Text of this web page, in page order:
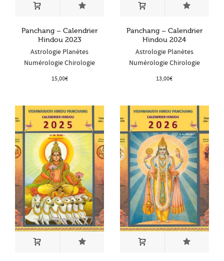
Panchang – Calendrier
Hindou 2023
Astrologie Planètes
Numérologie Chirologie
15,00€
Panchang – Calendrier
Hindou 2024
Astrologie Planètes
Numérologie Chirologie
13,00€